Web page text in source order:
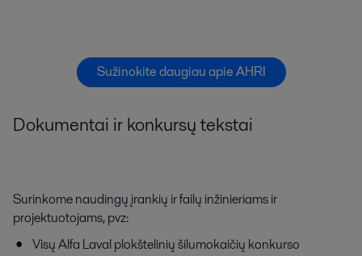
Sužinokite daugiau apie AHRI
Dokumentai ir konkursų tekstai
Surinkome naudingų įrankių ir failų inžinieriams ir
projektuotojams, pvz:
Visų Alfa Laval plokštelinių šilumokaičių konkurso